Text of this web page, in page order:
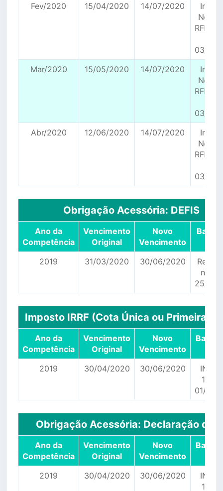
Fev/2020 15/04/2020 14/07/2020
RFB
03/04/
Mar/2020
15/05/2020 14/07/2020
RFB
03/04/
Abr/2020
12/06/2020 14/07/2020
RFB
03/04/
Obrigação Acessória: DEFIS
Ano da
Competência
Vencimento
Original
Novo
Vencimento
Base
2019 31/03/2020 30/06/2020
Res.
n.
25/03/
Imposto IRRF (Cota Única ou Primeira
Ano da
Competência
Vencimento
Original
Novo
Vencimento
Base
2019 30/04/2020 30/06/2020
IN
1930
01/04/
Obrigação Acessória: Declaração de
Ano da
Competência
Vencimento
Original
Novo
Vencimento
Base
2019 30/04/2020 30/06/2020
IN
1930